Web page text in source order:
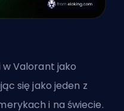
w Valorant jako
się jako jeden z
i na świecie.